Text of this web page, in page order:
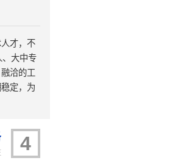
才，不
、大中专
洽的工
定，为
4